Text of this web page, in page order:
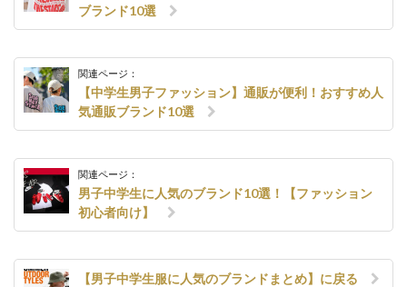
ブランド10選
関連ページ：
【中学生男子ファッション】通販が便利！おすすめ人
気通販ブランド10選
関連ページ：
男子中学生に人気のブランド10選！【ファッション
初心者向け】
【男子中学生服に人気のブランドまとめ】に戻る